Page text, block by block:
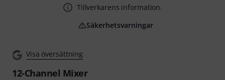
Visa översättning
12-Channel Mixer
Tillverkarens information.
Säkerhetsvarningar